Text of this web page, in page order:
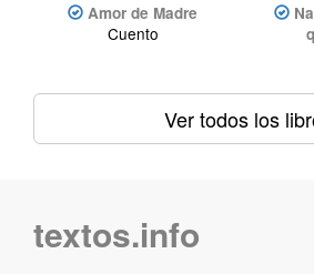
Amor de Madre
Cuento
Ver todos los
textos.info